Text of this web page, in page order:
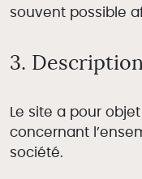
souvent possible
3.
Le site a pour
concernant
société.